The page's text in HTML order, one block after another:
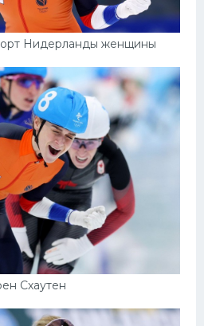
Нидерланды женщины
Схаутен